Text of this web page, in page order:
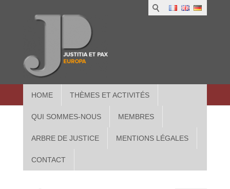
HOME THÈMES ET ACTIVITÉS
QUI SOMMES-NOUS MEMBRES
ARBRE DE JUSTICE MENTIONS LÉGALES
CONTACT
in